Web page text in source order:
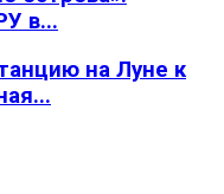
в...
на Луне к